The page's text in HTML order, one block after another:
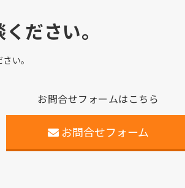
ださい。
い。
お問合せフォームはこちら
お問合せフォーム